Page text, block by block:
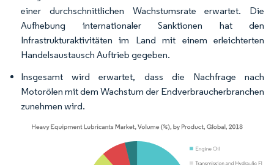
einer durchschnittlichen Wachstumsrate erwartet. Die
Aufhebung internationaler Sanktionen hat den
Infrastrukturaktivitäten im Land mit einem erleichterten
Handelsaustausch Auftrieb gegeben.
Insgesamt wird erwartet, dass die Nachfrage nach
Motorölen mit dem Wachstum der Endverbraucherbranchen
zunehmen wird.